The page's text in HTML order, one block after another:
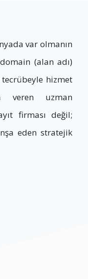
var olmanın
(alan adı)
hizmet
veren uzman
firması değil;
eden stratejik